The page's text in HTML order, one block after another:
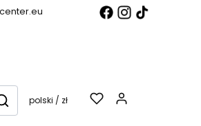
Szukajpolski / zł